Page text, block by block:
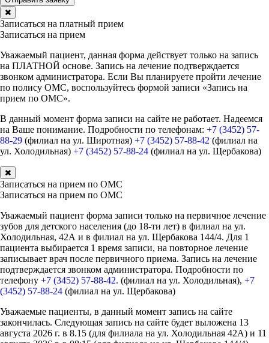
Записаться на платный прием
Записаться на прием
Уважаемый пациент, данная форма действует только на запись
на ПЛАТНОЙ основе. Запись на лечение подтверждается
звонком администратора. Если Вы планируете пройти лечение
по полису ОМС, воспользуйтесь формой записи «Запись на
прием по ОМС».
В данный момент форма записи на сайте не работает. Надеемся
на Ваше понимание. Подробности по телефонам: +7 (3452) 57-
88-29 (филиал на ул. Широтная) +7 (3452) 57-88-42 (филиал на
ул. Холодильная) +7 (3452) 57-88-24 (филиал на ул. Щербакова)
Записаться на прием по ОМС
Записаться на прием по ОМС
Уважаемый пациент форма записи только на первичное лечение
зубов для детского населения (до 18-ти лет) в филиал на ул.
Холодильная, 42А и в филиал на ул. Щербакова 144/4. Для 1
пациента выбирается 1 время записи, на повторное лечение
записывает врач после первичного приема. Запись на лечение
подтверждается звонком администратора. Подробности по
телефону +7 (3452) 57-88-42. (филиал на ул. Холодильная), +7
(3452) 57-88-24 (филиал на ул. Щербакова)
Уважаемые пациенты, в данный момент запись на сайте
закончилась. Следующая запись на сайте будет выложена 13
августа 2026 г. в 8.15 (для филиала на ул. Холодильная 42А) и 11